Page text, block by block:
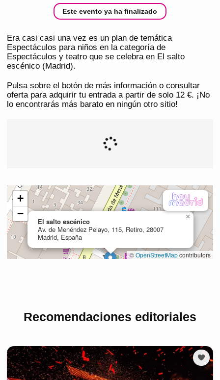
Este evento ya ha finalizado
Era casi casi una vez es un plan de temática
Espectáculos para niños en la categoría de
Espectáculos y teatro que se celebra en El salto
escénico (Madrid).
Pulsa sobre el botón de más información o consultar
oferta para adquirir tu entrada a partir de solo 12 €. ¡No
lo encontrarás más barato en ningún otro sitio!
Recomendaciones editoriales